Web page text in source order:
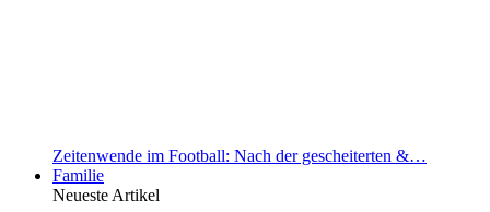
Zeitenwende im Football: Nach der gescheiterten &…
Familie
Neueste Artikel